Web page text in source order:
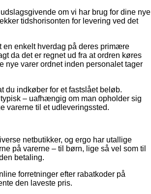
om vi har brug for dine nye
tidshorisonten for levering ved det
en enkelt hverdag på deres primære
da det er regnet ud fra at ordren køres
nye varer ordnet inden personalet tager
du indkøber for et fastslået beløb.
– uafhængig om man opholder sig
varerne til et udleveringssted.
netbutikker, og ergo har utallige
på varerne – til børn, lige så vel som til
betaling.
forretninger efter rabatkoder på
den laveste pris.